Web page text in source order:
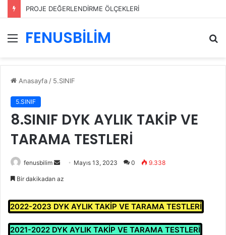
PROJE DEĞERLENDİRME ÖLÇEKLERİ
Menü
FENUSBİLİM
...
Anasayfa / 5.SINIF
5.SINIF
8.SINIF DYK AYLIK TAKİP VE
TARAMA TESTLERİ
fenusbilim
Bir
göndermek
Mayıs 13, 2023 0 9.338
Bir dakikadan az
2022-2023 DYK AYLIK TAKİP VE TARAMA TESTLERİ
2021-2022 DYK AYLIK TAKİP VE TARAMA TESTLERİ